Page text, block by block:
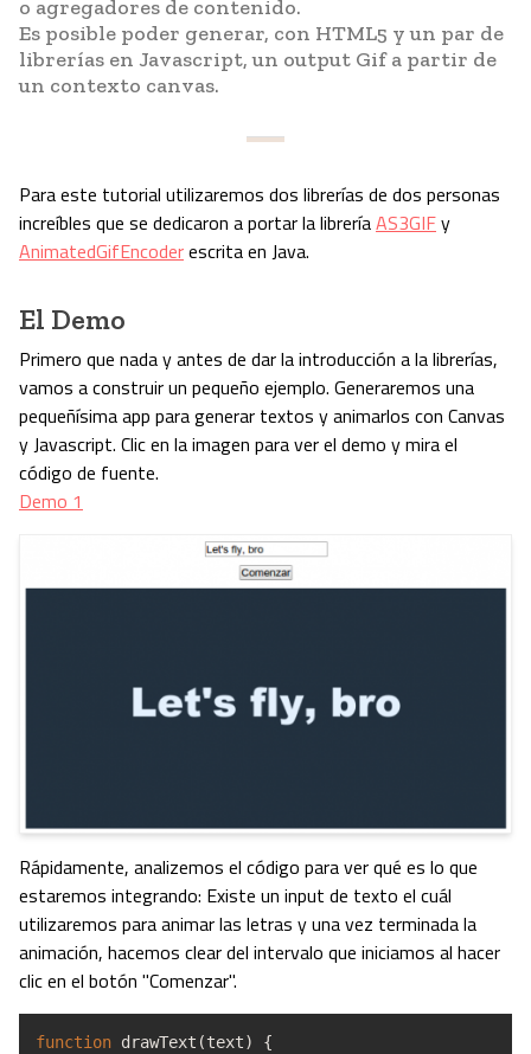
o agregadores de contenido.
Es posible poder generar, con HTML5 y un par de
librerías en Javascript, un output Gif a partir de
un contexto canvas.
Para este tutorial utilizaremos dos librerías de dos personas
increíbles que se dedicaron a portar la libreríaAS3GIFy
AnimatedGifEncoderescrita en Java.
El Demo
Primero que nada y antes de dar la introducción a la librerías,
vamos a construir un pequeño ejemplo. Generaremos una
pequeñísima app para generar textos y animarlos con Canvas
y Javascript. Clic en la imagen para ver el demo y mira el
código de fuente.
Demo 1
Rápidamente, analizemos el código para ver qué es lo que
estaremos integrando: Existe un input de texto el cuál
utilizaremos para animar las letras y una vez terminada la
animación, hacemos clear del intervalo que iniciamos al hacer
clic en el botón "Comenzar".
function drawText (text)
{